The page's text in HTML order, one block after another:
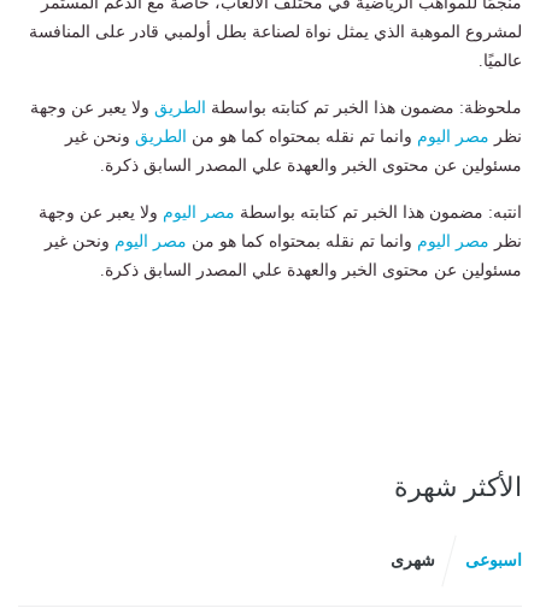
لمشروع الموهبة الذي يمثل نواة لصناعة بطل أولمبي قادر على المنافسة
عالميًا.
ملحوظة: مضمون هذا الخبر تم كتابته بواسطة الطريق ولا يعبر عن وجهة
نظر مصر اليوم وانما تم نقله بمحتواه كما هو من الطريق ونحن غير
مسئولين عن محتوى الخبر والعهدة علي المصدر السابق ذكرة.
انتبه: مضمون هذا الخبر تم كتابته بواسطة مصر اليوم ولا يعبر عن وجهة
نظر مصر اليوم وانما تم نقله بمحتواه كما هو من مصر اليوم ونحن غير
مسئولين عن محتوى الخبر والعهدة علي المصدر السابق ذكرة.
الأكثر شهرة
اسبوعى شهرى